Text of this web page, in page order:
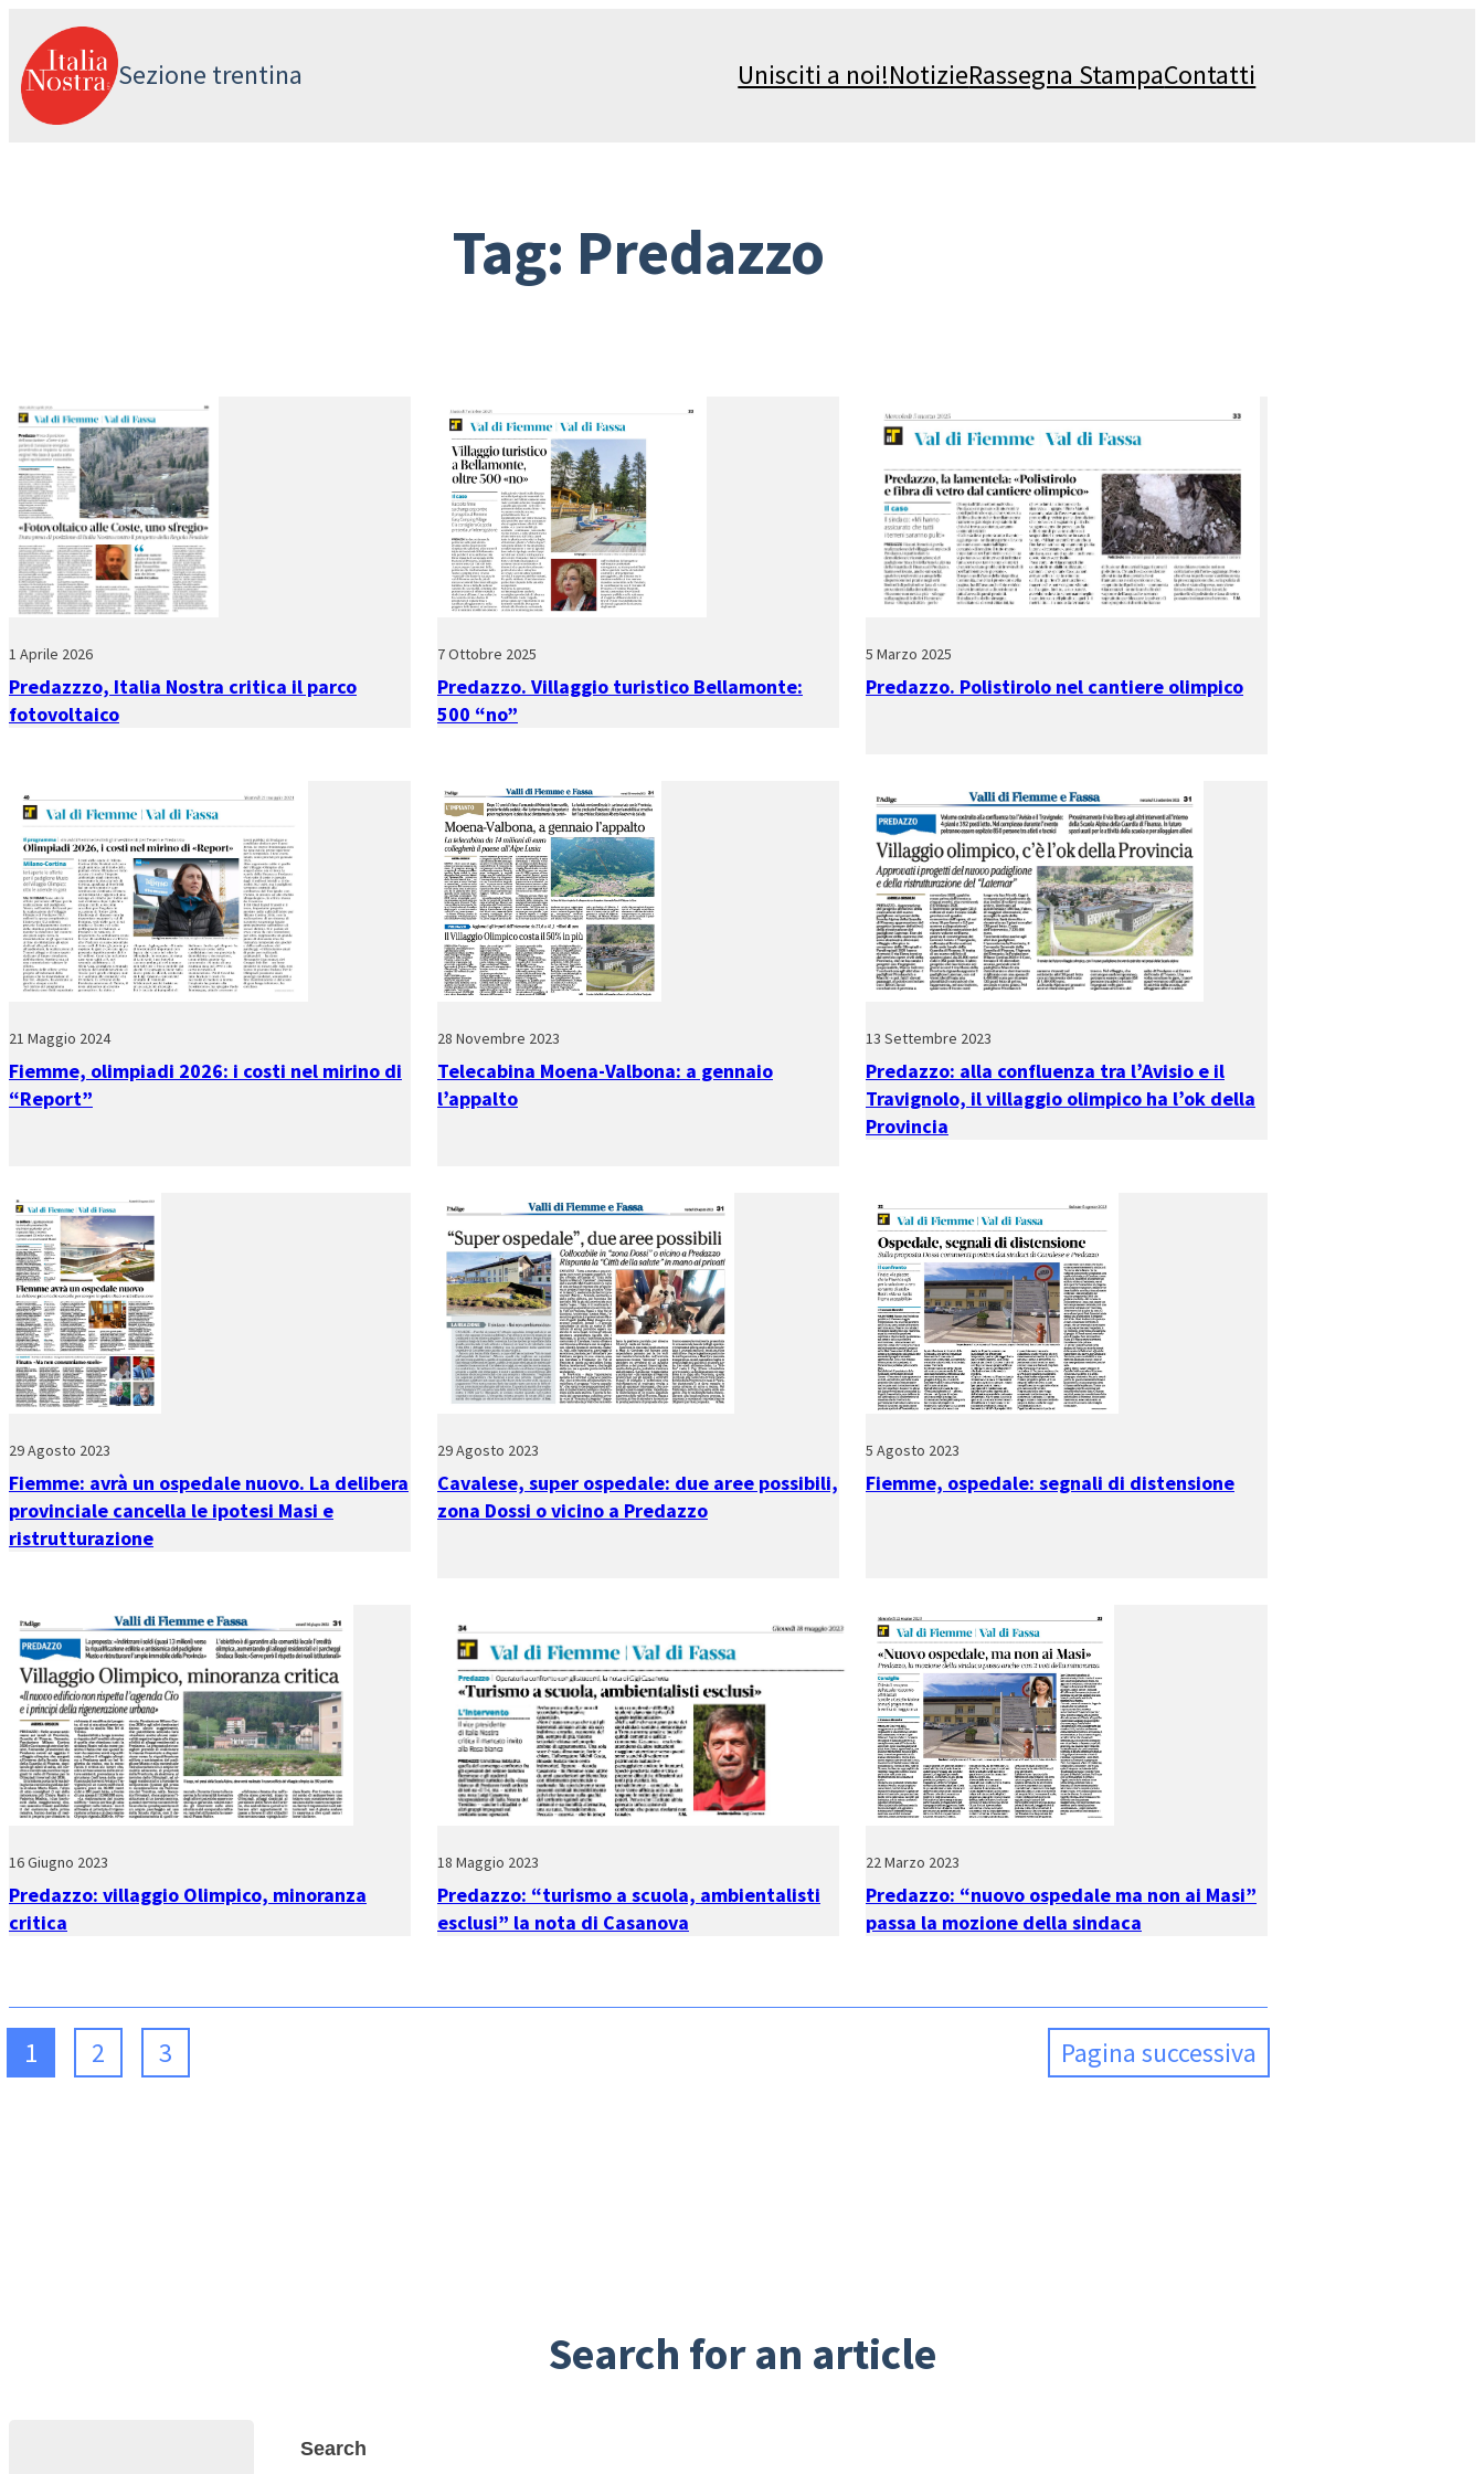
al
contenuto
Sezione trentina Unisciti a noi!NotizieRassegna StampaContatti
Tag: Predazzo
1 Aprile 2026
Predazzzo, Italia Nostra critica il parco
fotovoltaico
7 Ottobre 2025
Predazzo. Villaggio turistico Bellamonte:
500 “no”
5 Marzo 2025
Predazzo. Polistirolo nel cantiere olimpico
21 Maggio 2024
Fiemme, olimpiadi 2026: i costi nel mirino di
“Report”
28 Novembre 2023
Telecabina Moena-Valbona: a gennaio
l’appalto
13 Settembre 2023
Predazzo: alla confluenza tra l’Avisio e il
Travignolo, il villaggio olimpico ha l’ok della
Provincia
29 Agosto 2023
Fiemme: avrà un ospedale nuovo. La delibera
provinciale cancella le ipotesi Masi e
ristrutturazione
29 Agosto 2023
Cavalese, super ospedale: due aree possibili,
zona Dossi o vicino a Predazzo
5 Agosto 2023
Fiemme, ospedale: segnali di distensione
16 Giugno 2023
Predazzo: villaggio Olimpico, minoranza
critica
18 Maggio 2023
Predazzo: “turismo a scuola, ambientalisti
esclusi” la nota di Casanova
22 Marzo 2023
Predazzo: “nuovo ospedale ma non ai Masi”
passa la mozione della sindaca
1 2 3 Pagina successiva
Search for an article
Search